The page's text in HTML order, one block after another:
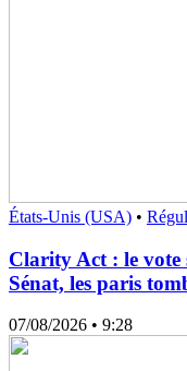
États-Unis (USA) •
Clarity Act : le vote
Sénat, les paris
07/08/2026 • 9:28